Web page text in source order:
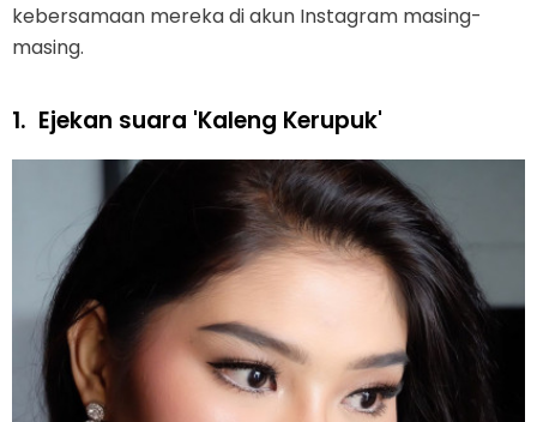
kebersamaan mereka di akun Instagram masing-
masing.
1. Ejekan suara 'Kaleng Kerupuk'